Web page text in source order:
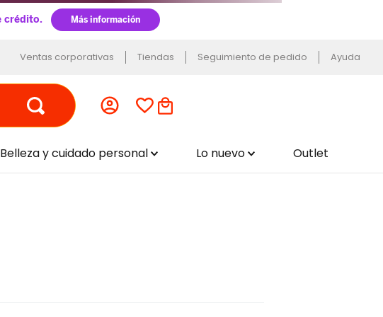
Ventas corporativas Tiendas Seguimiento de pedido Ayuda
Belleza y cuidado personal Lo nuevo Outlet